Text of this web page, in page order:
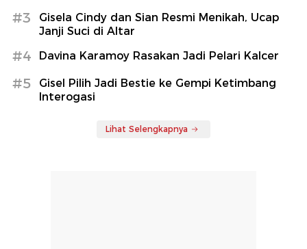
#3
Gisela Cindy dan Sian Resmi Menikah, Ucap
Janji Suci di Altar
#4 Davina Karamoy Rasakan Jadi Pelari Kalcer
#5
Gisel Pilih Jadi Bestie ke Gempi Ketimbang
Interogasi
Lihat Selengkapnya